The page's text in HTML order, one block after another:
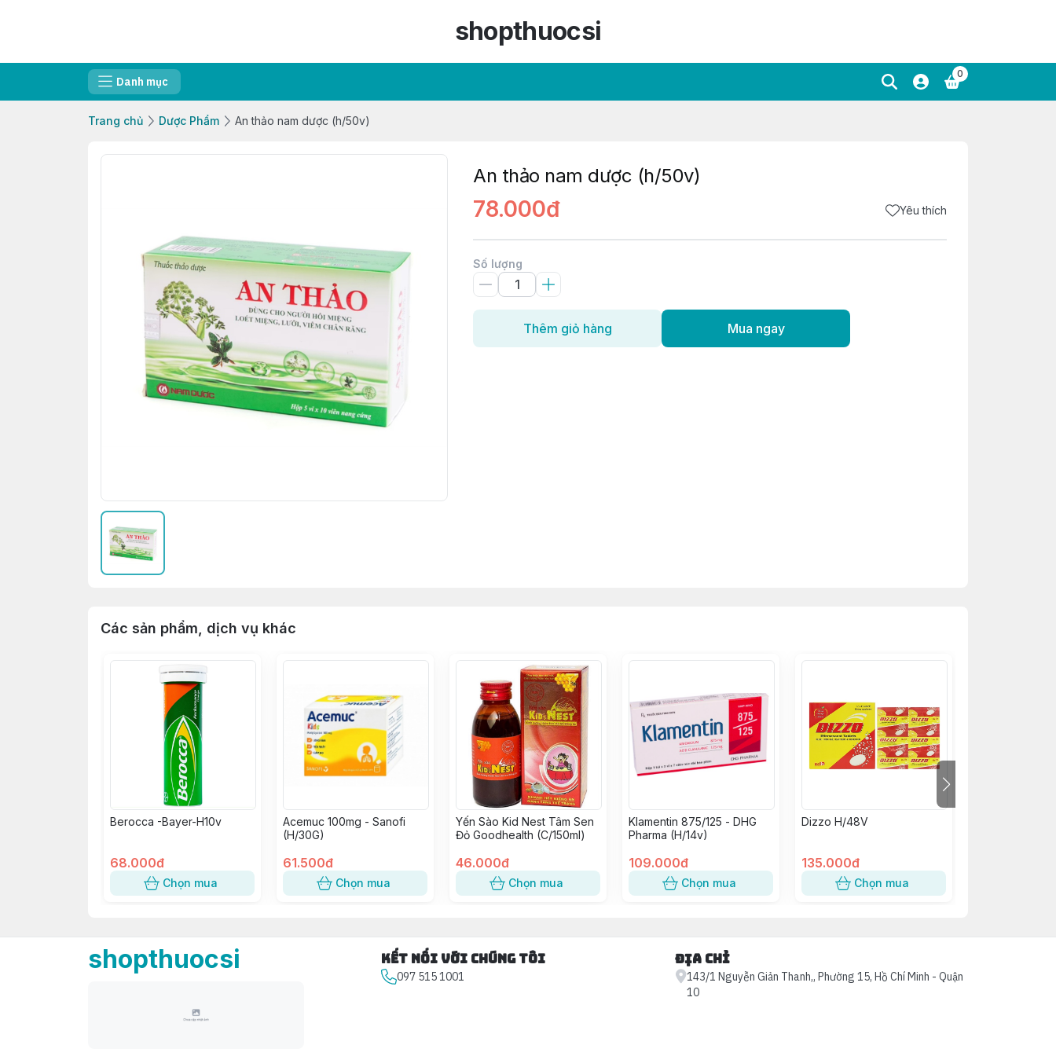
shopthuocsi
Danh mục
0
Trang chủ Dược Phẩm An thảo nam dược (h/50v)
An thảo nam dược (h/50v)
78.000đ Yêu thích
Số lượng
Thêm giỏ hàng Mua ngay
Các sản phẩm, dịch vụ khác
Berocca -Bayer-H10v
68.000đ
Chọn mua
Acemuc 100mg - Sanofi
(H/30G)
61.500đ
Chọn mua
Yến Sào Kid Nest Tâm Sen
Đỏ Goodhealth (C/150ml)
46.000đ
Chọn mua
Klamentin 875/125 - DHG
Pharma (H/14v)
109.000đ
Chọn mua
Dizzo H/48V
135.000đ
Chọn mua
shopthuocsi Kết nối với chúng tôi
097 515 1001
Địa chỉ
143/1 Nguyễn Giản Thanh,, Phường 15, Hồ Chí Minh - Quận
10